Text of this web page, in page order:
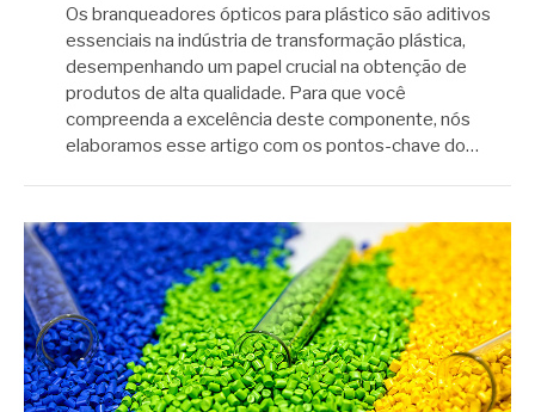
Os branqueadores ópticos para plástico são aditivos
essenciais na indústria de transformação plástica,
desempenhando um papel crucial na obtenção de
produtos de alta qualidade. Para que você
compreenda a excelência deste componente, nós
elaboramos esse artigo com os pontos-chave do…